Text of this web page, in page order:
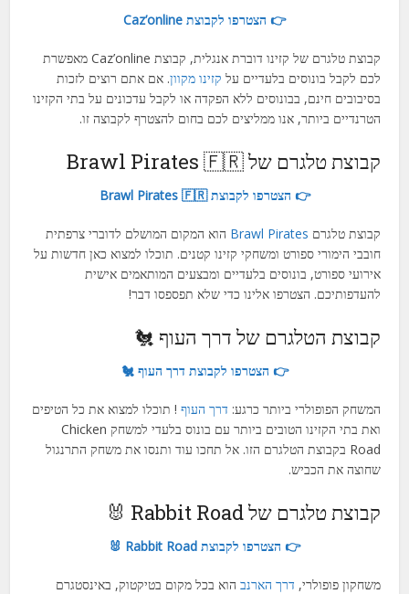
👉 הצטרפו לקבוצת Caz’online
קבוצת טלגרם של קזינו דוברת אנגלית, קבוצת Caz’online מאפשרת
לכם לקבל בונוסים בלעדיים על קזינו מקוון. אם אתם רוצים לזכות
בסיבובים חינם, בבונוסים ללא הפקדה או לקבל עדכונים על בתי הקזינו
הטרנדיים ביותר, אנו ממליצים לכם בחום להצטרף לקבוצה זו.
קבוצת טלגרם של Brawl Pirates 🇫🇷
👉 הצטרפו לקבוצת Brawl Pirates 🇫🇷
קבוצת טלגרם Brawl Pirates הוא המקום המושלם לדוברי צרפתית
חובבי הימורי ספורט ומשחקי קזינו קטנים. תוכלו למצוא כאן חדשות על
אירועי ספורט, בונוסים בלעדיים ומבצעים המותאמים אישית
להעדפותיכם. הצטרפו אלינו כדי שלא תפספסו דבר!
קבוצת הטלגרם של דרך העוף 🐔
👉 הצטרפו לקבוצת דרך העוף 🐔
המשחק הפופולרי ביותר כרגע: דרך העוף ! תוכלו למצוא את כל הטיפים
ואת בתי הקזינו הטובים ביותר עם בונוס בלעדי למשחק Chicken
Road בקבוצת הטלגרם הזו. אל תחכו עוד ותנסו את משחק התרנגול
שחוצה את הכביש.
קבוצת טלגרם של Rabbit Road 🐰
👉 הצטרפו לקבוצת Rabbit Road 🐰
משחקון פופולרי, דרך הארנב הוא בכל מקום בטיקטוק, באינסטגרם